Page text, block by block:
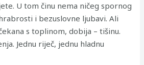
U tom činu nema ničeg spornog
i bezuslovne ljubavi. Ali
s toplinom, dobija – tišinu.
Jednu riječ, jednu hladnu